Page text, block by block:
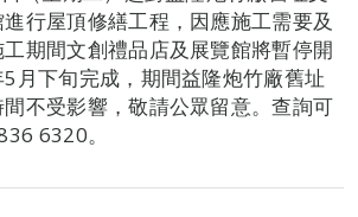
行屋頂修繕工程，因應施工需要及
期間文創禮品店及展覽館將暫停開
月下旬完成，期間益隆炮竹廠舊址
不受影響，敬請公眾留意。查詢可
6320。